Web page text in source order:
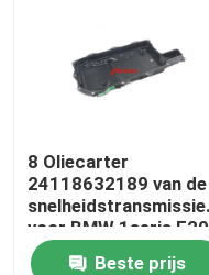
8 Oliecarter
24118632189 van de
snelheidstransmissie
voor BMW 1seris F20
3seris F30 F80
Beste prijs